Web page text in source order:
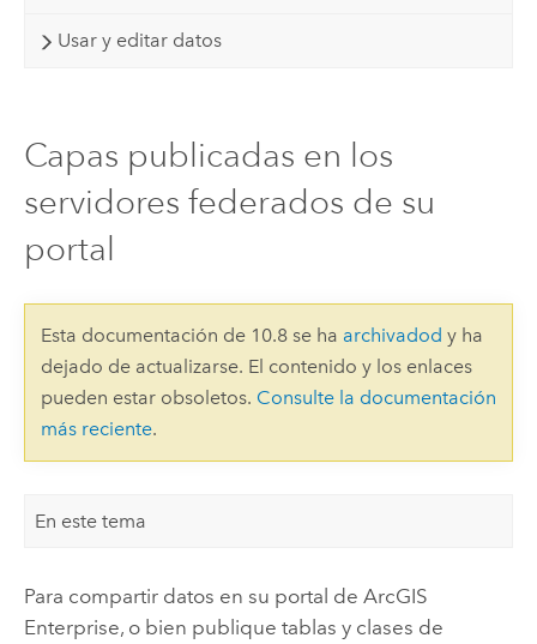
Usar y editar datos
Capas publicadas en los
servidores federados de su
portal
Esta documentación de 10.8 se ha archivadod y ha
dejado de actualizarse. El contenido y los enlaces
pueden estar obsoletos. Consulte la documentación
más reciente.
En este tema
Para compartir datos en su portal de ArcGIS
Enterprise, o bien publique tablas y clases de